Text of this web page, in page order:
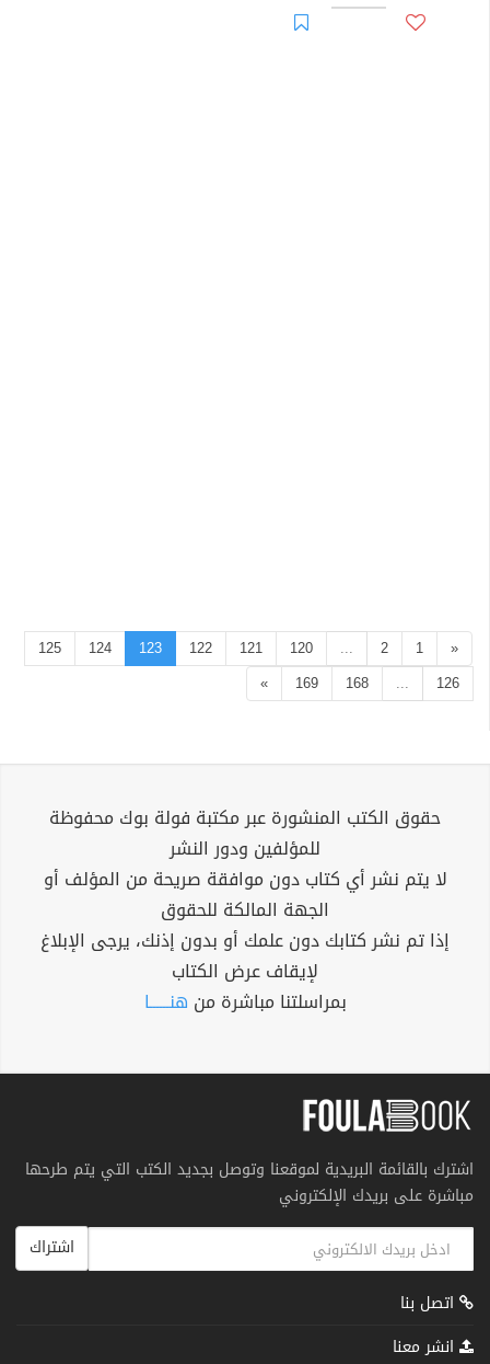
«
1
2
...
120
121
122
123
124
125
126
...
168
169
»
حقوق الكتب المنشورة عبر مكتبة فولة بوك محفوظة
للمؤلفين ودور النشر
لا يتم نشر أي كتاب دون موافقة صريحة من المؤلف أو
الجهة المالكة للحقوق
إذا تم نشر كتابك دون علمك أو بدون إذنك، يرجى الإبلاغ
لإيقاف عرض الكتاب
بمراسلتنا مباشرة من هنــــــا
اشترك بالقائمة البريدية لموقعنا وتوصل بجديد الكتب التي يتم طرحها
مباشرة على بريدك الإلكتروني
اشتراك
اتصل بنا
انشر معنا